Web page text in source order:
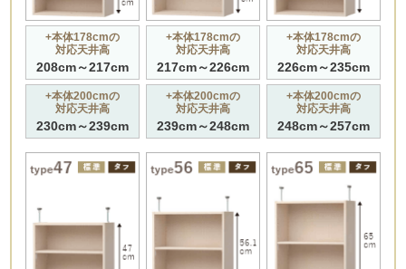
+本体178cmの
対応天井高
208cm～217cm
+本体200cmの
対応天井高
230cm～239cm
+本体178cmの
対応天井高
217cm～226cm
+本体200cmの
対応天井高
239cm～248cm
+本体178cmの
対応天井高
226cm～235cm
+本体200cmの
対応天井高
248cm～257cm